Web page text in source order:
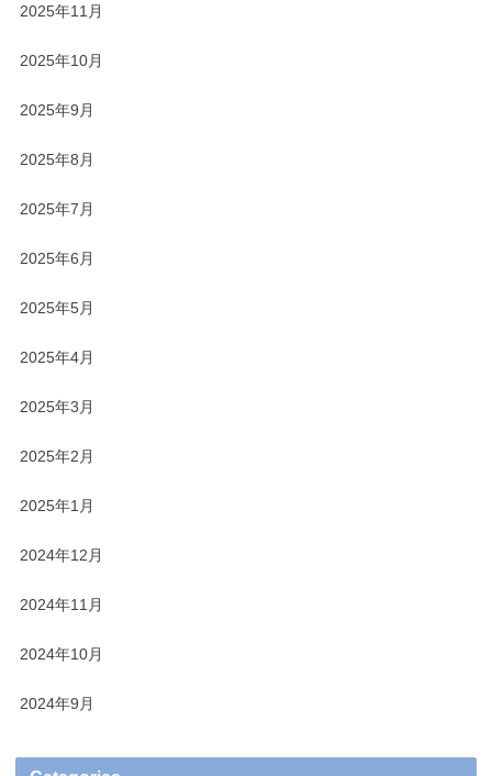
2025年11月
2025年10月
2025年9月
2025年8月
2025年7月
2025年6月
2025年5月
2025年4月
2025年3月
2025年2月
2025年1月
2024年12月
2024年11月
2024年10月
2024年9月